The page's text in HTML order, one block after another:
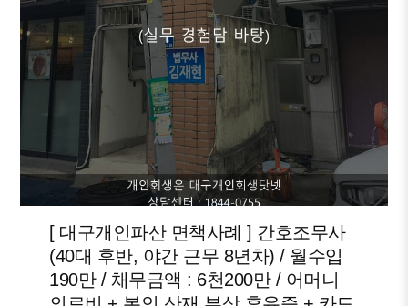
[ 대구개인파산 면책사례 ] 간호조무사
(40대 후반, 야간 근무 8년차) / 월수입
190만 / 채무금액 : 6천200만 / 어머니